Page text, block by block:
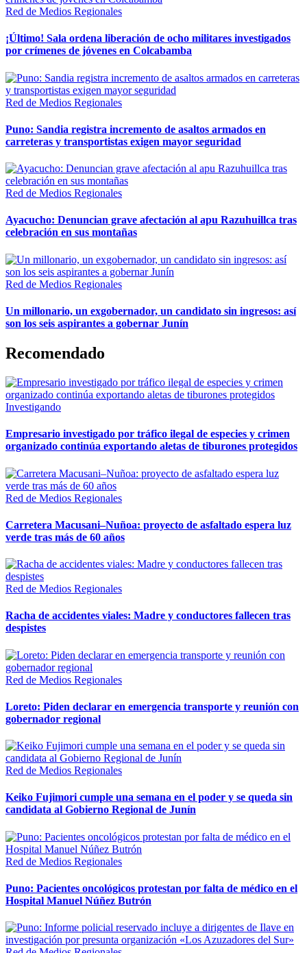
Red de Medios Regionales
¡Último! Sala ordena liberación de ocho militares investigados
por crímenes de jóvenes en Colcabamba
Red de Medios Regionales
Puno: Sandia registra incremento de asaltos armados en
carreteras y transportistas exigen mayor seguridad
Red de Medios Regionales
Ayacucho: Denuncian grave afectación al apu Razuhuillca tras
celebración en sus montañas
Red de Medios Regionales
Un millonario, un exgobernador, un candidato sin ingresos: así
son los seis aspirantes a gobernar Junín
Recomendado
Investigando
Empresario investigado por tráfico ilegal de especies y crimen
organizado continúa exportando aletas de tiburones protegidos
Red de Medios Regionales
Carretera Macusani–Nuñoa: proyecto de asfaltado espera luz
verde tras más de 60 años
Red de Medios Regionales
Racha de accidentes viales: Madre y conductores fallecen tras
despistes
Red de Medios Regionales
Loreto: Piden declarar en emergencia transporte y reunión con
gobernador regional
Red de Medios Regionales
Keiko Fujimori cumple una semana en el poder y se queda sin
candidata al Gobierno Regional de Junín
Red de Medios Regionales
Puno: Pacientes oncológicos protestan por falta de médico en el
Hospital Manuel Núñez Butrón